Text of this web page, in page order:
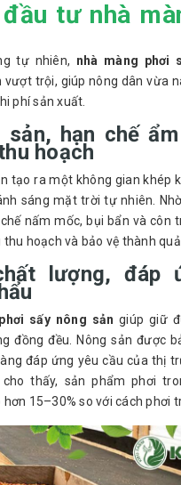
tư nhà
tự nhiên, nhà màng phơi
vượt trội, giúp nông dân vừa
phí sản xuất.
sản, hạn chế
hoạch
tạo ra một không gian khép
sáng mặt trời tự nhiên.
nấm mốc, bụi bẩn và côn
hoạch và bảo vệ thành quả
lượng, đáp
sấy nông sản giúp giữ
đồng đều. Nông sản được
đáp ứng yêu cầu của thị
thấy, sản phẩm phơi
15–30% so với cách phơi